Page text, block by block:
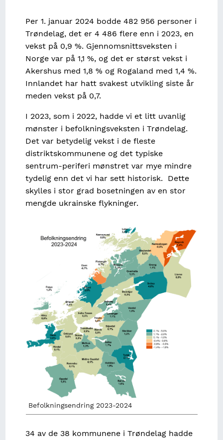
Per 1. januar 2024 bodde 482 956 personer i
Trøndelag, det er 4 486 flere enn i 2023, en
vekst på 0,9 %. Gjennomsnittsveksten i
Norge var på 1,1 %, og det er størst vekst i
Akershus med 1,8 % og Rogaland med 1,4 %.
Innlandet har hatt svakest utvikling siste år
meden vekst på 0,7.
I 2023, som i 2022, hadde vi et litt uvanlig
mønster i befolkningsveksten i Trøndelag.
Det var betydelig vekst i de fleste
distriktskommunene og det typiske
sentrum-periferi mønstret var mye mindre
tydelig enn det vi har sett historisk. Dette
skylles i stor grad bosetningen av en stor
mengde ukrainske flykninger.
Image
Befolkningsendring 2023-2024
34 av de 38 kommunene i Trøndelag hadde